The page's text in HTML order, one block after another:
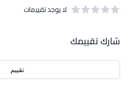
لا يوجد تقييمات
شارك تقييمك
تقييم